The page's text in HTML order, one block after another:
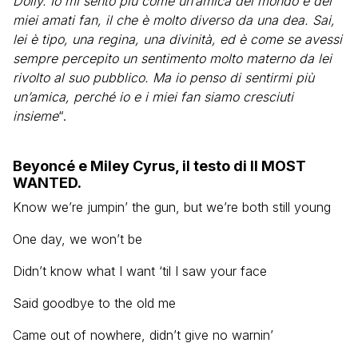
miei amati fan, il che è molto diverso da una dea. Sai,
lei è tipo, una regina, una divinità, ed è come se avessi
sempre percepito un sentimento molto materno da lei
rivolto al suo pubblico. Ma io penso di sentirmi più
un’amica, perché io e i miei fan siamo cresciuti
insieme“.
Beyoncé e Miley Cyrus, il testo di II MOST
WANTED.
Know we’re jumpin’ the gun, but we’re both still young
One day, we won’t be
Didn’t know what I want ‘til I saw your face
Said goodbye to the old me
Came out of nowhere, didn’t give no warnin’